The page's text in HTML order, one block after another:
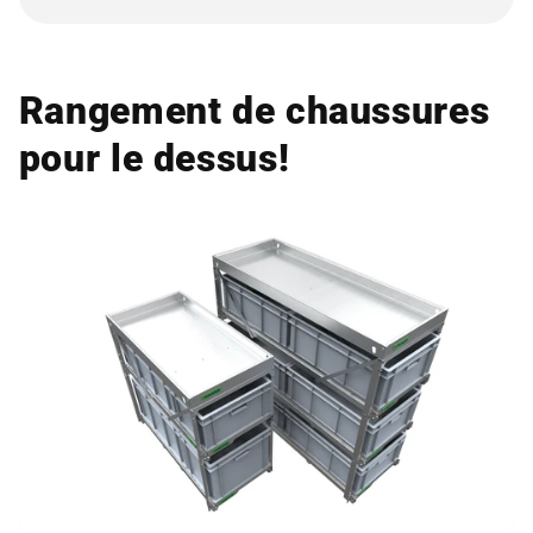
Rangement de chaussures
pour le dessus!